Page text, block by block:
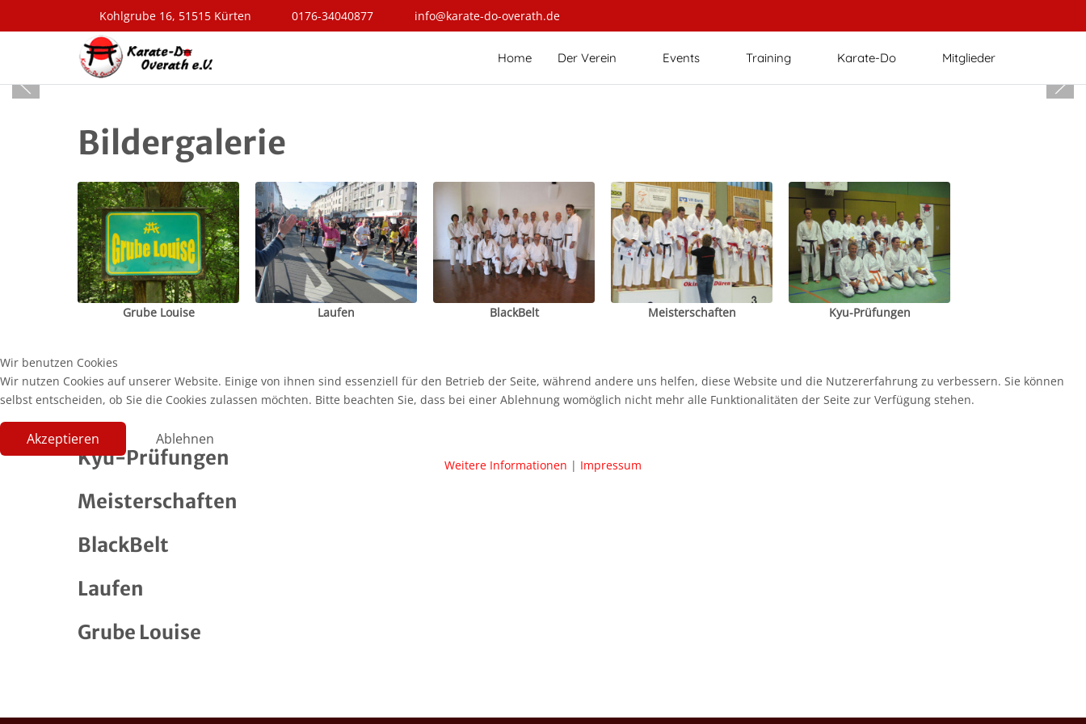
Kohlgrube 16, 51515 Kürten 0176-34040877 info@karate-do-overath.de
Home Der Verein Events Training Karate-Do Mitglieder
Bildergalerie
Grube Louise Laufen BlackBelt Meisterschaften Kyu-Prüfungen
Kyu-Prüfungen
Meisterschaften
BlackBelt
Laufen
Grube Louise
Wir benutzen Cookies
Wir nutzen Cookies auf unserer Website. Einige von ihnen sind essenziell für den Betrieb der Seite, während andere uns helfen, diese Website und die Nutzererfahrung zu verbessern. Sie können
selbst entscheiden, ob Sie die Cookies zulassen möchten. Bitte beachten Sie, dass bei einer Ablehnung womöglich nicht mehr alle Funktionalitäten der Seite zur Verfügung stehen.
Akzeptieren Ablehnen
Weitere Informationen | Impressum